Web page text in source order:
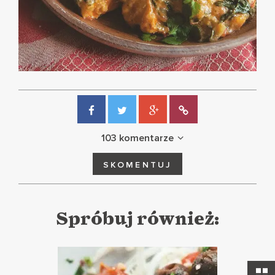
103 komentarze
SKOMENTUJ
Spróbuj również: